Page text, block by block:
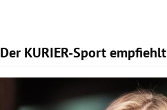
Der KURIER-Sport empfiehlt
Slide 1 von 5